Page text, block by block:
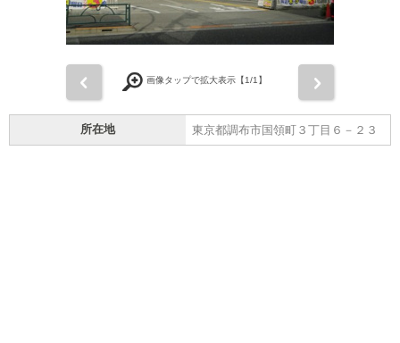
画像タップで拡大表示【1/1】
所在地 東京都調布市国領町３丁目６－２３